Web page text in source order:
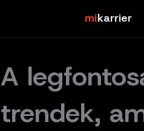
karrier
A
trendek,